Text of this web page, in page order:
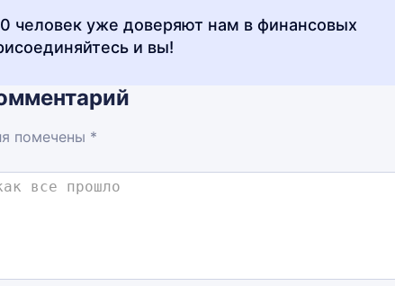
человек уже доверяют нам в финансовых
и вы!
помечены *